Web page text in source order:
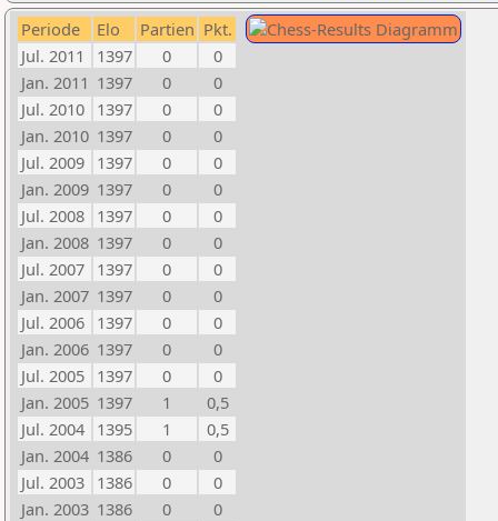
Periode Elo Partien Pkt.
Jul. 2011
1397 0
0
Jan. 2011 1397 0
0
Jul. 2010 1397 0
0
Jan. 2010 1397 0
0
Jul. 2009 1397 0
0
Jan. 2009 1397 0
0
Jul. 2008 1397 0
0
Jan. 2008 1397 0
0
Jul. 2007 1397 0
0
Jan. 2007 1397 0
0
Jul. 2006 1397 0
0
Jan. 2006 1397 0
0
Jul. 2005 1397 0
0
Jan. 2005 1397 1
0,5
Jul. 2004 1395 1
0,5
Jan. 2004 1386 0
0
Jul. 2003 1386 0
0
Jan. 2003 1386 0
0